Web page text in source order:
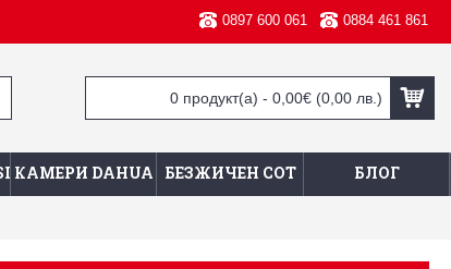
0897 600 061 0884 461 861
0 продукт(а) - 0,00€(0,00 лв.)
КАМЕРИ DAHUA БЕЗЖИЧЕН СОТ БЛОГ